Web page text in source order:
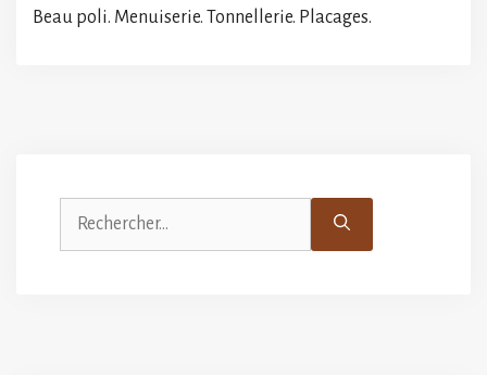
Beau poli. Menuiserie. Tonnellerie. Placages.
Rechercher :